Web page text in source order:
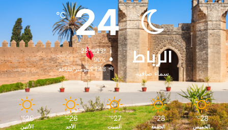
الرباط
سماء صافية
24
℃
28º - 23º
90%
1.48 كيلومتر/ساعة
28
℃
الخميس
28
℃
الجمعة
27
℃
السبت
26
℃
الأحد
26
℃
الأثنين